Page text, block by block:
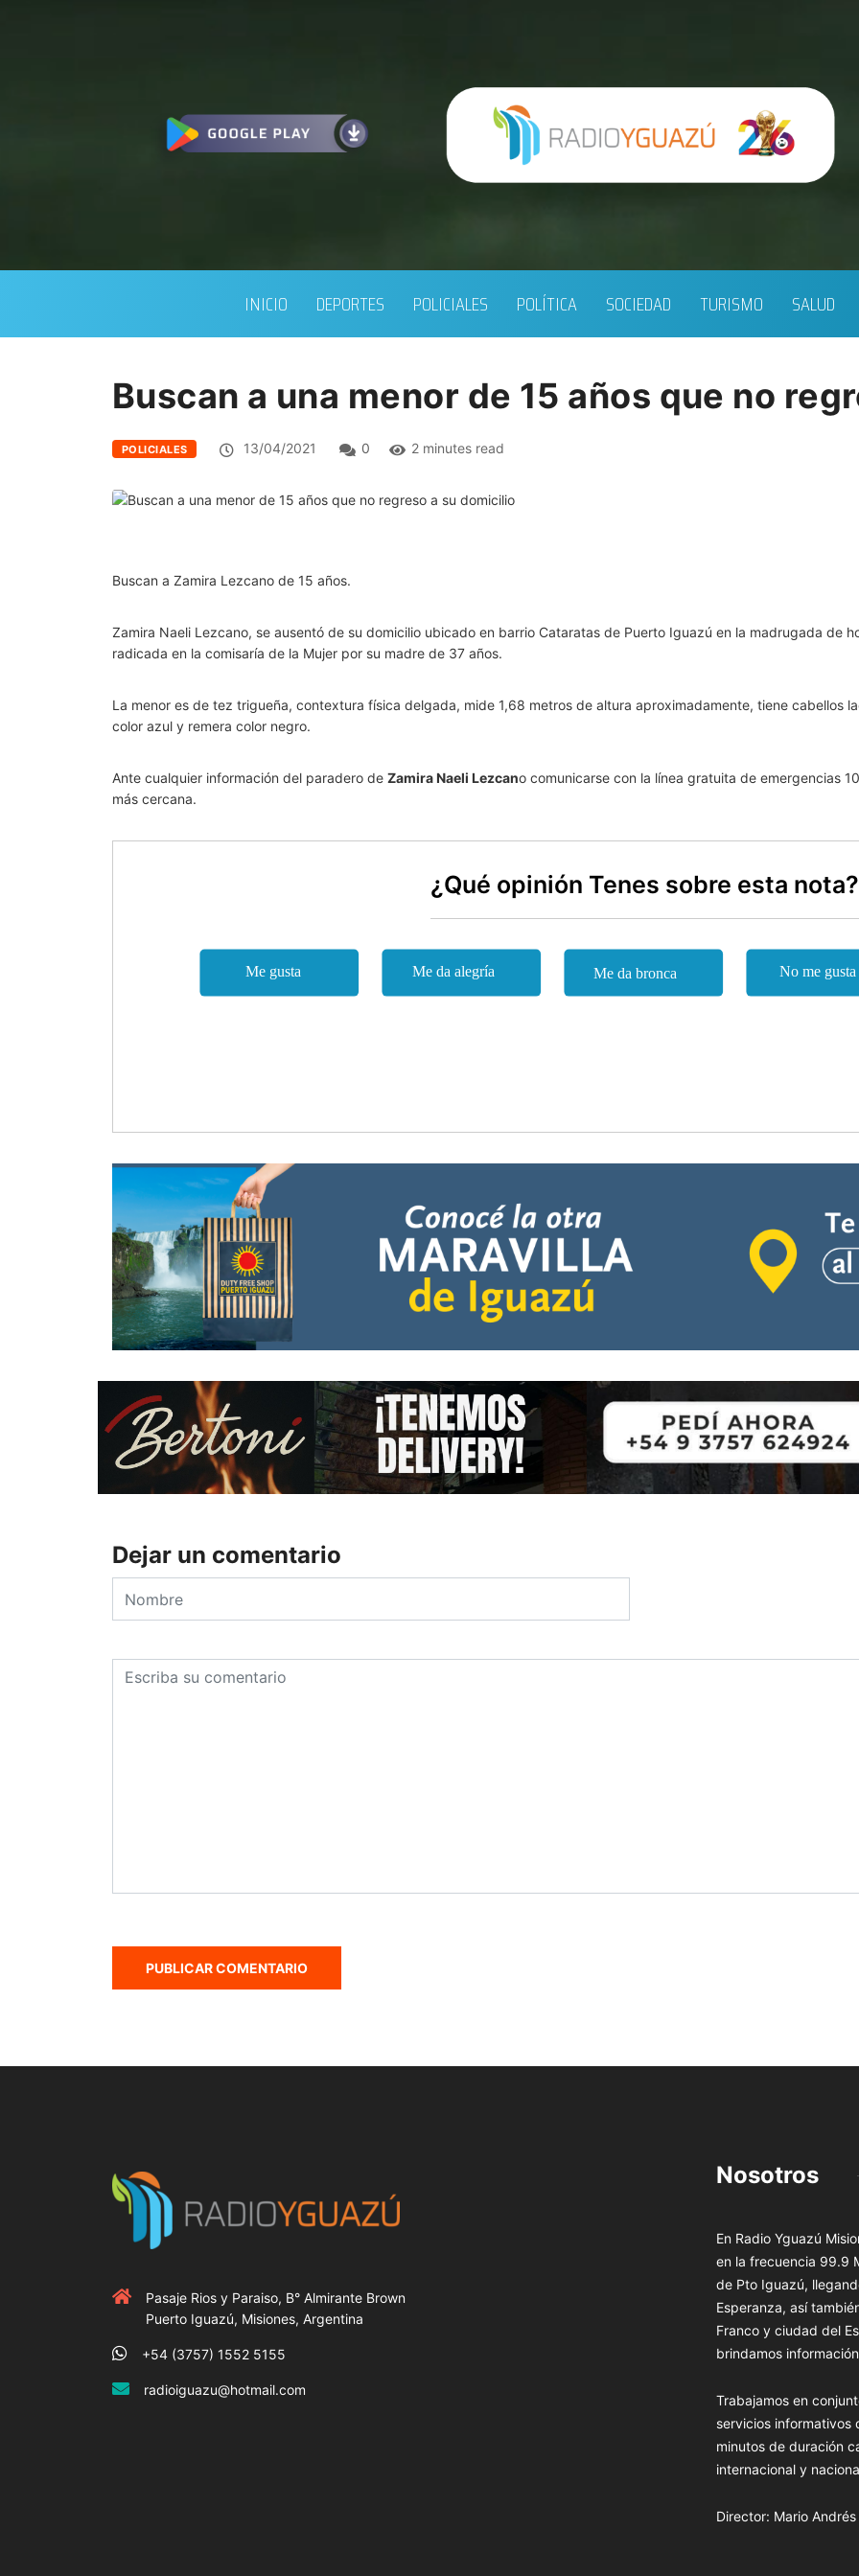
INICIO DEPORTES POLICIALES POLÍTICA SOCIEDAD TURISMO SALUD
Buscan a una menor de 15 años que no
POLICIALES 13/04/2021 0 2 minutes read
Buscan a Zamira Lezcano de 15 años.
Zamira Naeli Lezcano, se ausentó de su domicilio ubicado en barrio Cataratas de Puerto Iguazú en la madrugada de
radicada en la comisaría de la Mujer por su madre de 37 años.
La menor es de tez trigueña, contextura física delgada, mide 1,68 metros de altura aproximadamente, tiene cabellos
color azul y remera color negro.
Ante cualquier información del paradero de Zamira Naeli Lezcano comunicarse con la línea gratuita de emergencias
más cercana.
¿Qué opinión Tenes sobre esta nota?
Dejar un comentario
Pasaje Rios y Paraiso, B° Almirante Brown
Puerto Iguazú, Misiones, Argentina
+54 (3757) 1552 5155
radioiguazu@hotmail.com
Nosotros
En Radio Yguazú
en la frecuencia 99.9
de Pto Iguazú,
Esperanza, así
Franco y ciudad del
brindamos
Trabajamos en
servicios informativos
minutos de duración
internacional y
Director: Mario